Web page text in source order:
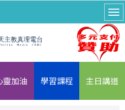
靈加油 學習課程 主日講道